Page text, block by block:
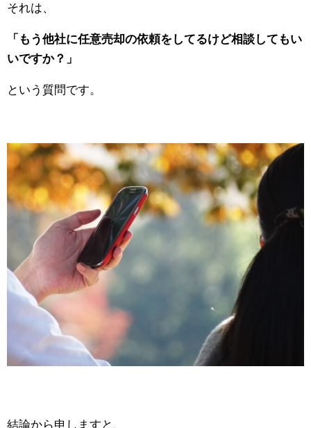
それは、
「もう他社に任意売却の依頼をしてるけど相談してもい
いですか？」
という質問です。
結論から申しますと、